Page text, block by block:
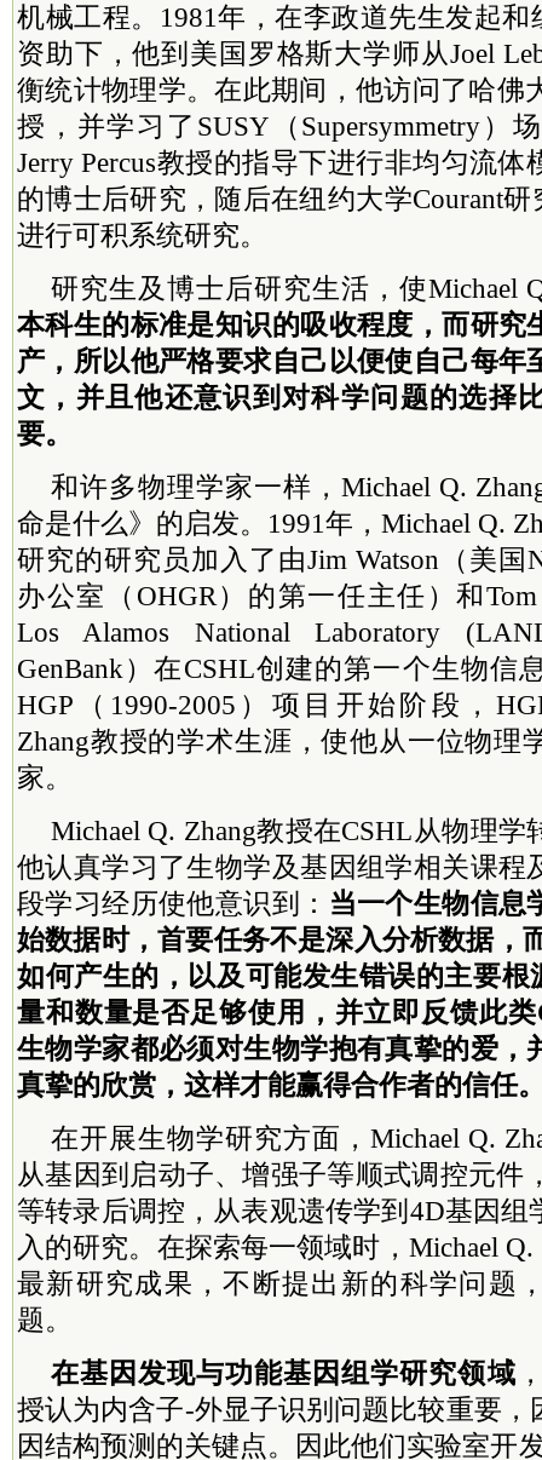
机械工程。1981年，在李政道先生发起和
资助下，他到美国罗格斯大学师从Joel
衡统计物理学。在此期间，他访问了哈佛
授，并学习了SUSY（Supersymmetry）
Jerry Percus教授的指导下进行非均匀流
的博士后研究，随后在纽约大学Courant研
进行可积系统研究。
研究生及博士后研究生活，使Michael
本科生的标准是知识的吸收程度，而研究
产，所以他严格要求自己以便使自己每年
文，并且他还意识到对科学问题的选择
要。
和许多物理学家一样，Michael Q.
命是什么》的启发。1991年，Michael Q.
研究的研究员加入了由Jim Watson（美
办公室（OHGR）的第一任主任）和
Los Alamos National Laboratory
GenBank）在CSHL创建的第一个生物信
HGP（1990-2005）项目开始阶段，
Zhang教授的学术生涯，使他从一位物理
家。
Michael Q. Zhang教授在CSHL从物理
他认真学习了生物学及基因组学相关课程
段学习经历使他意识到： 当一个生物信息
始数据时，首要任务不是深入分析数据，
如何产生的，以及可能发生错误的主要根
量和数量是否足够使用，并立即反馈此
生物学家都必须对生物学抱有真挚的爱，
真挚的欣赏，这样才能赢得合作者的信任
在开展生物学研究方面，Michael Q.
从基因到启动子、增强子等顺式调控元件
等转录后调控，从表观遗传学到4D基因组
入的研究。在探索每一领域时，Michael
最新研究成果，不断提出新的科学问题
题。
在基因发现与功能基因组学研究领域
授认为内含子-外显子识别问题比较重要，
因结构预测的关键点。因此他们实验室开